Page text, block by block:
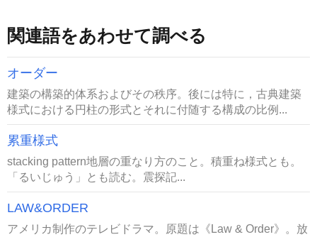
関連語をあわせて調べる
オーダー
建築の構築的体系およびその秩序。後には特に，古典建築
様式における円柱の形式とそれに付随する構成の比例...
累重様式
stacking pattern地層の重なり方のこと。積重ね様式とも。
「るいじゅう」とも読む。震探記...
LAW&ORDER
アメリカ制作のテレビドラマ。原題は《Law & Order》。放